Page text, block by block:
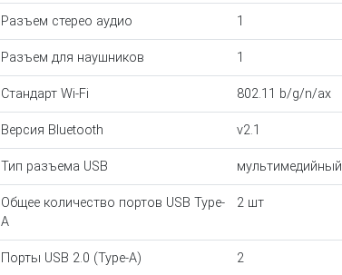
Разъем стерео аудио 1
Разъем для наушников 1
Стандарт Wi-Fi 802.11 b/g/n/ax
Версия Bluetooth v2.1
Тип разъема USB мультимедийный
Общее количество портов USB Type-
A
2 шт
Порты USB 2.0 (Type-A) 2